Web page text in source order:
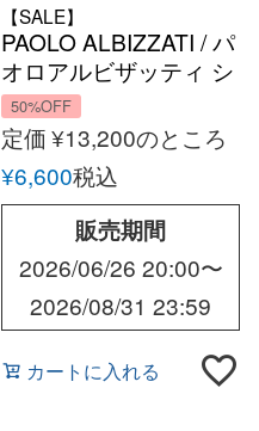
【SALE】
PAOLO ALBIZZATI / パ
オロアルビザッティ シ
ルクニットタイ オール
シーズン メンズ イタリ
ア ニットタイ
50%OFF
定価¥13,200のところ
¥6,600税込
販売期間
2026/06/26 20:00〜
2026/08/31 23:59
カートに入れる